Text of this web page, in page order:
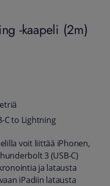
-kaapeli (2m)
C to Lightning
voit liittää iPhonen,
3 (USB-C)
ja latausta
iPadiin latausta